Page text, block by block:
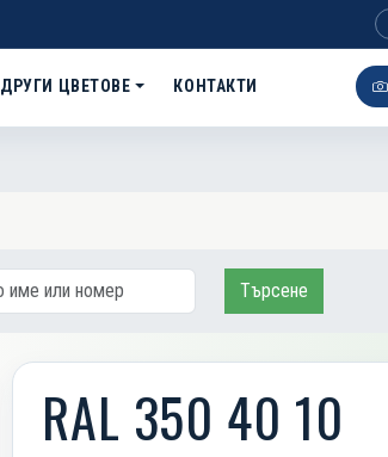
ДРУГИ ЦВЕТОВЕ КОНТАКТИ
Търсене
RAL 350 40 10